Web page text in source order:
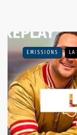
EMISSIONS LA